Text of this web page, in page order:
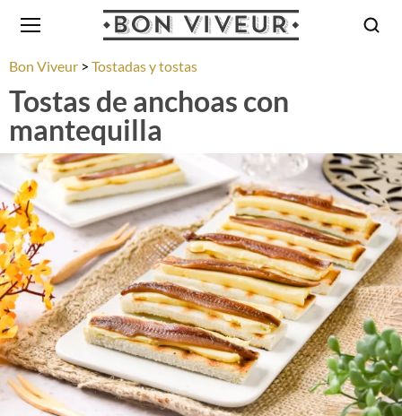
Bon Viveur Tostadas y tostas
Tostas de anchoas con
mantequilla